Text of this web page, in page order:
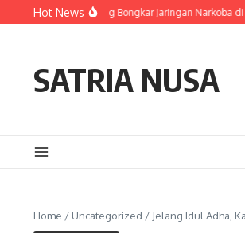
Skip to content
Hot News
Jateng Bongkar Jaringan Narkoba di Temanggung
SATRIA NUSA
Home / Uncategorized / Jelang Idul Adha,